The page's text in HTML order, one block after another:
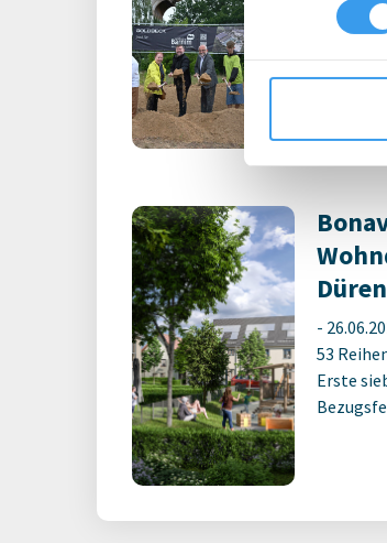
other
-
Login
Account,
Düren
-
53
Erste